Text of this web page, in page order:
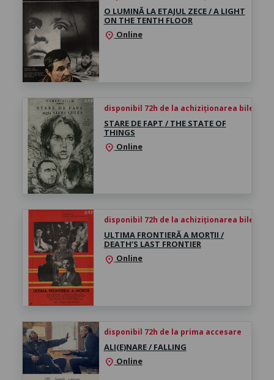
O LUMINĂ LA ETAJUL ZECE / A LIGHT
ON THE TENTH FLOOR
location_on Online
disponibil 72h de la achiziționarea biletului
STARE DE FAPT / THE STATE OF
THINGS
location_on Online
disponibil 72h de la achiziționarea biletului
ULTIMA FRONTIERĂ A MORȚII /
DEATH’S LAST FRONTIER
location_on Online
disponibil 72h de la prima accesare
ALI(E)NARE / FALLING
location_on Online